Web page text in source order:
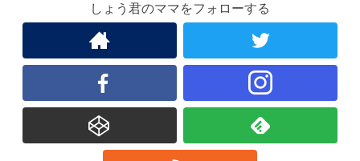
しょう君のママをフォローする